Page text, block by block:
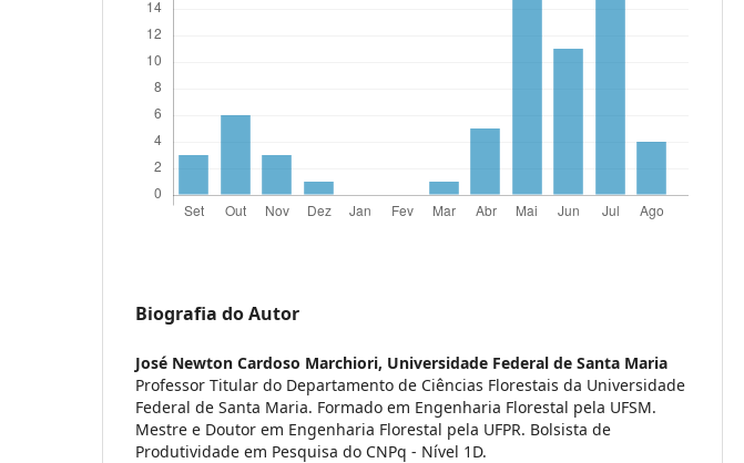
Biografia do Autor
José Newton Cardoso Marchiori, Universidade Federal de Santa Maria
Professor Titular do Departamento de Ciências Florestais da Universidade
Federal de Santa Maria. Formado em Engenharia Florestal pela UFSM.
Mestre e Doutor em Engenharia Florestal pela UFPR. Bolsista de
Produtividade em Pesquisa do CNPq - Nível 1D.